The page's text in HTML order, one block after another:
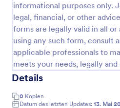
informational purposes only.
legal, financial, or other
forms are legally valid in all
using any such form, consult
applicable professionals to
meets your needs, legally
Details
0 Kopien
Datum des letzten Updates: 13. Mai